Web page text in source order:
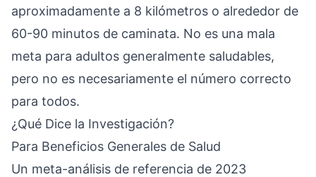
aproximadamente a 8 kilómetros o alrededor de
60-90 minutos de caminata. No es una mala
meta para adultos generalmente saludables,
pero no es necesariamente el número correcto
para todos.
¿Qué Dice la Investigación?
Para Beneficios Generales de Salud
Un meta-análisis de referencia de 2023